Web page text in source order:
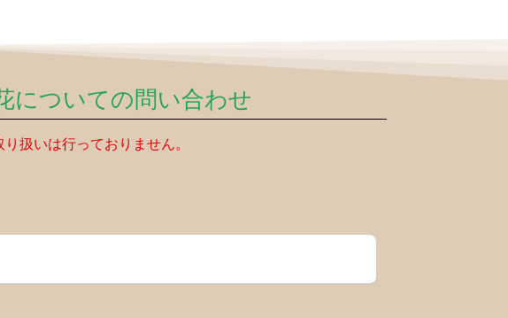
についての問い合わせ
扱いは行っておりません。